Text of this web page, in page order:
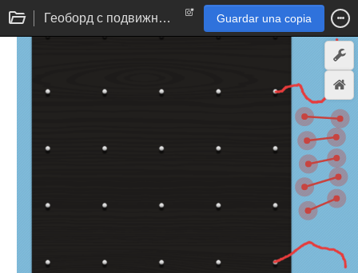
Геоборд с подвижными отрезками Guardar una copia